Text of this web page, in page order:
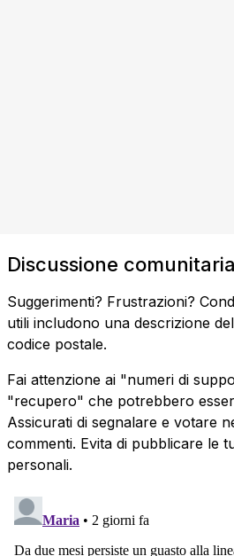
Discussione comunitaria
Suggerimenti? Frustrazioni?
utili includono una descrizione
codice postale.
Fai attenzione ai "numeri di
"recupero" che potrebbero
Assicurati di segnalare e votare
commenti. Evita di pubblicare le
personali.